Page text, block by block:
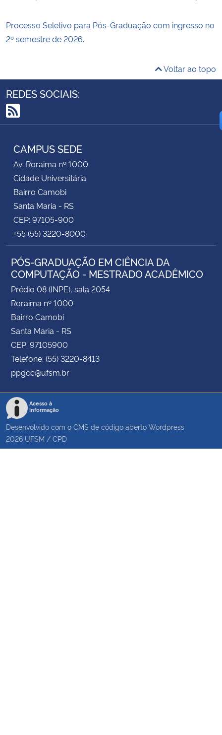
Processo Seletivo para Pós-Graduação com ingresso no
2º semestre de 2026.
Voltar ao topo
REDES SOCIAIS:
RSS
CAMPUS SEDE
Av. Roraima nº 1000
Cidade Universitária
Bairro Camobi
Santa Maria - RS
CEP: 97105-900
+55 (55) 3220-8000
PÓS-GRADUAÇÃO EM CIÊNCIA DA
COMPUTAÇÃO - MESTRADO ACADÊMICO
Prédio 08 (INPE), sala 2054
Roraima nº 1000
Bairro Camobi
Santa Maria - RS
CEP: 97105900
Telefone: (55) 3220-8413
ppgcc@ufsm.br
Acesso à
Informação
Desenvolvido com o CMS de código aberto Wordpress
2026 UFSM / CPD